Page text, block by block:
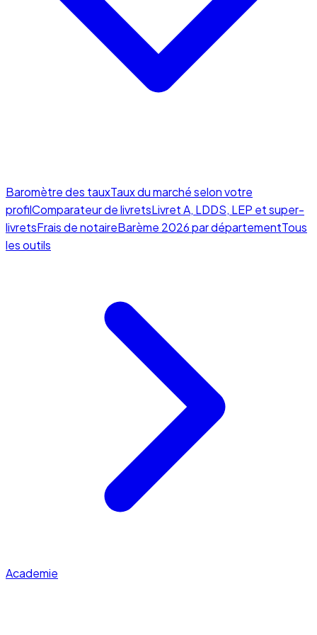
Baromètre des tauxTaux du marché selon votre
profilComparateur de livretsLivret A, LDDS, LEP et super-
livretsFrais de notaireBarème 2026 par départementTous
les outils
Academie